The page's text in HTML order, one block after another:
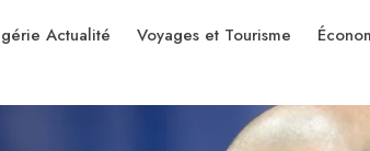
Actualité Voyages et Tourisme